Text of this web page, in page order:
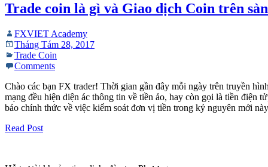
Trade coin là gì và Giao dịch Coin trên
FXVIET Academy
Tháng Tám 28, 2017
Trade Coin
Comments
Chào các bạn FX trader! Thời gian gần đây mỗi ngày trên truyền
mạng đều hiện diện ác thông tin về tiền ảo, hay còn gọi là tiền điện
báo chính thức về việc kiểm soát đơn vị tiền trong kỷ nguyên mới
Read Post